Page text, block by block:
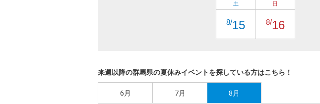
土
8/15
日
8/16
来週以降の群馬県の夏休みイベントを探している方はこちら！
6月 7月 8月